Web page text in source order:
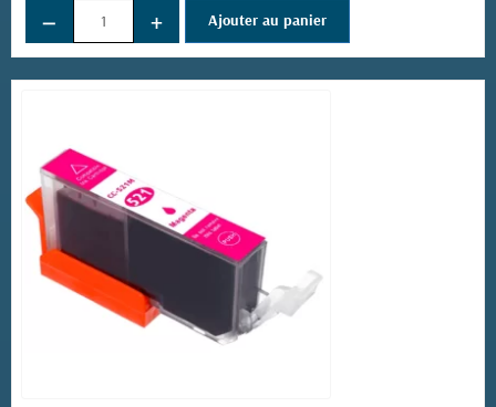
− + Ajouter au panier